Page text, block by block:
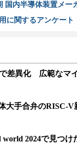
国内半導体装置メー
に関するアンケート
差異化 広範なマ
大手合弁のRISC-V
world 2024で見つ